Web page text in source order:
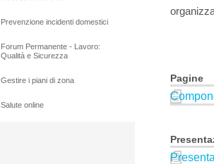
Prevenzione incidenti domestici
Forum Permanente - Lavoro:
Qualità e Sicurezza
Gestire i piani di zona
Salute online
Pagine